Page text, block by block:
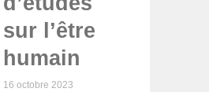
sur l’être
humain
16 octobre 2023